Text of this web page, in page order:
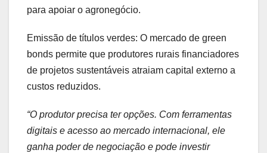
para apoiar o agronegócio.
Emissão de títulos verdes: O mercado de green
bonds permite que produtores rurais financiadores
de projetos sustentáveis atraiam capital externo a
custos reduzidos.
“O produtor precisa ter opções. Com ferramentas
digitais e acesso ao mercado internacional, ele
ganha poder de negociação e pode investir